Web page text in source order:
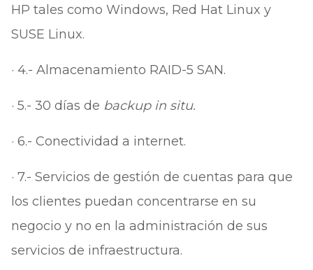
HP tales como Windows, Red Hat Linux y
SUSE Linux.
· 4.- Almacenamiento RAID-5 SAN.
· 5.- 30 días de backup in situ.
· 6.- Conectividad a internet.
· 7.- Servicios de gestión de cuentas para que
los clientes puedan concentrarse en su
negocio y no en la administración de sus
servicios de infraestructura.